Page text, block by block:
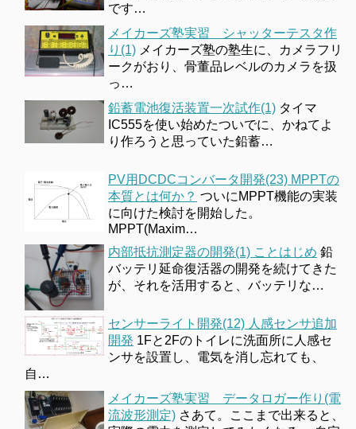
です…
メイカーズ塾実習 シャッターテスタ作
り(1) メイカーズ塾の塾生に、カメラフリ
ークがおり、骨董品レベルのカメラを扱
っ…
鉛蓄電池復活装置一次試作(1) タイマ
IC555を使い始めたついでに、かねてよ
り作ろうと思っていた鉛蓄…
PV用DCDCコンバータ開発(23) MPPTの
本質とは何か？ ついにMPPT機能の実装
に向けた検討を開始した。
MPPT(Maxim…
内部抵抗測定器の開発(1) ことはじめ 鉛
バッテリ延命復活器の開発を続けてきた
が、それを活用すると、バッテリな…
センサーライト開発(12) 人感センサ追加
開発 1Fと2Fのトイレに洗面所に人感セ
ンサを設置し、電気を消し忘れても、
自…
メイカーズ塾実習 データロガー作り(電
流波形測定) さあて。ここまで出来ると、